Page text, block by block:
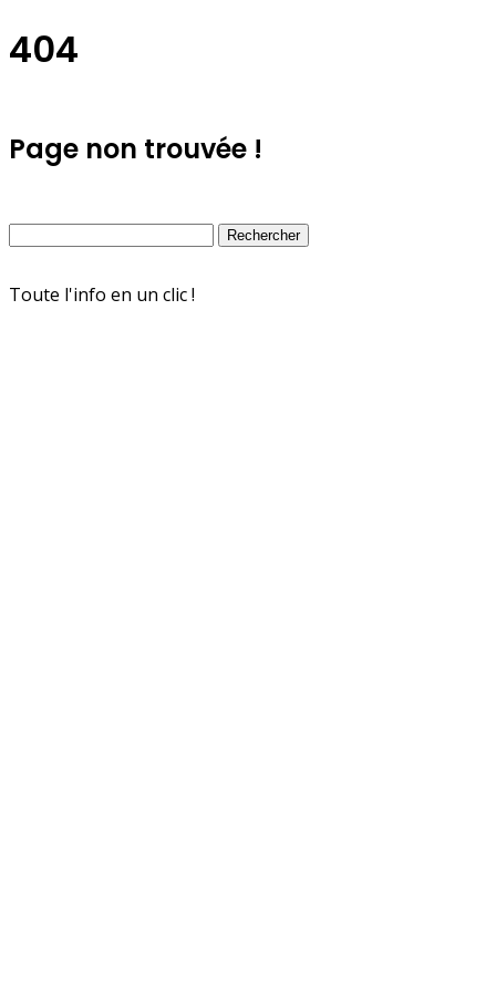
404
Page non trouvée !
Toute l'info en un clic !